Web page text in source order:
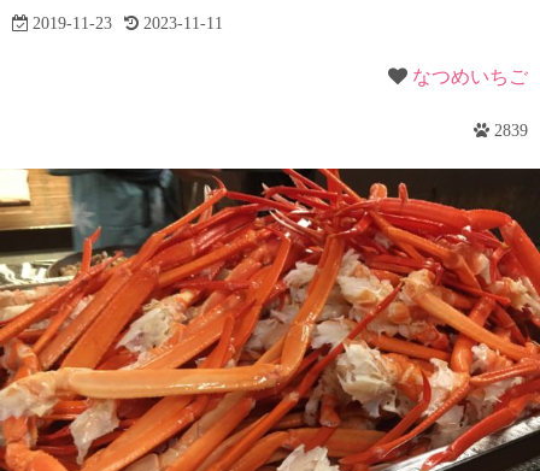
2019-11-23 2023-11-11
なつめいちご
2839